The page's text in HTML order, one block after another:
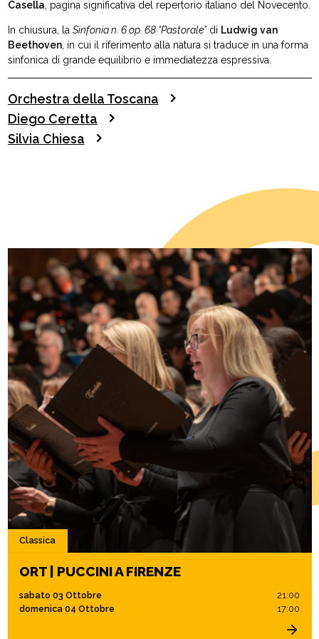
Casella, pagina significativa del repertorio italiano del Novecento.
In chiusura, la Sinfonia n. 6 op. 68 “Pastorale”di Ludwig van
Beethoven, in cui il riferimento alla natura si traduce in una forma
sinfonica di grande equilibrio e immediatezza espressiva.
Orchestra della Toscana
Diego Ceretta
Silvia Chiesa
Classica
ORT | PUCCINI A FIRENZE
sabato 03 Ottobre
21:00
domenica 04 Ottobre
17:00